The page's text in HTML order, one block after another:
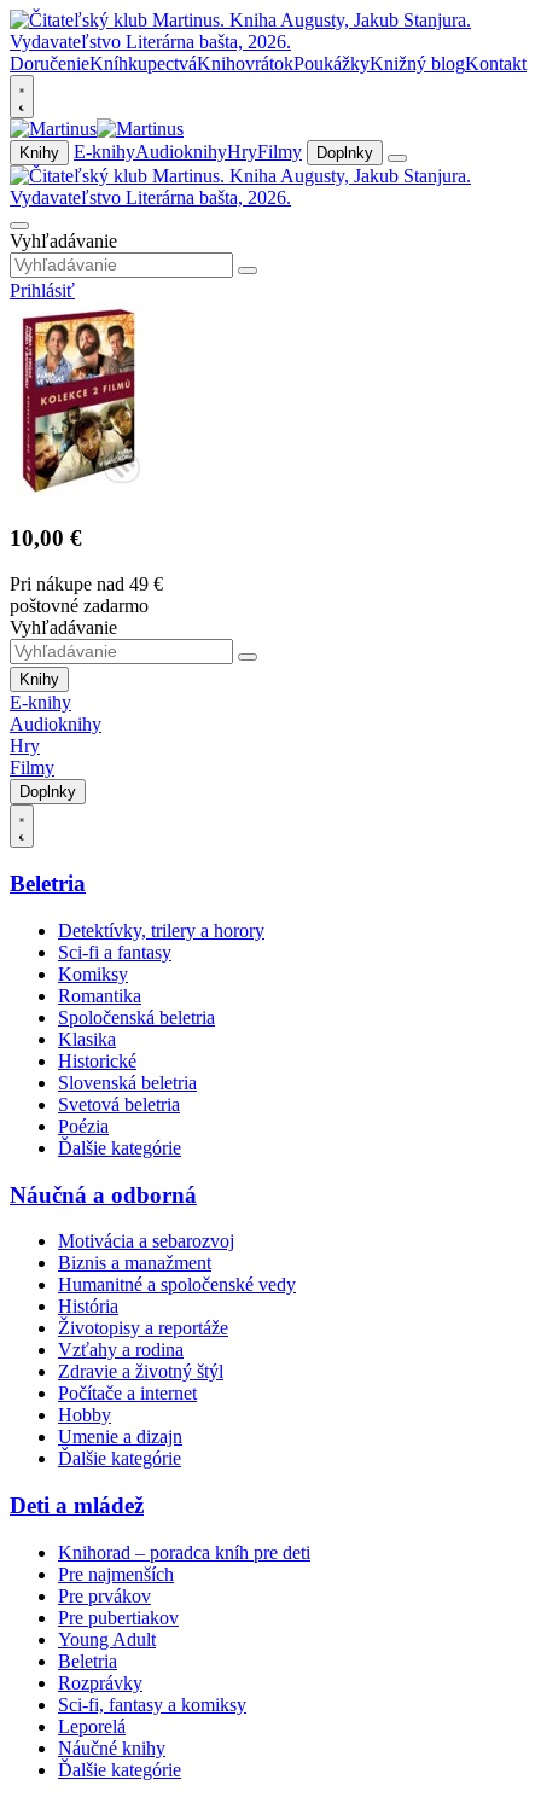
DoručenieKníhkupectváKnihovrátokPoukážkyKnižný blogKontakt
Knihy E-knihyAudioknihyHryFilmy Doplnky
Vyhľadávanie
Prihlásiť
10,00 €
Pri nákupe nad 49 €
poštovné zadarmo
Vyhľadávanie
Knihy
E-knihy
Audioknihy
Hry
Filmy
Doplnky
Beletria
Detektívky, trilery a horory
Sci-fi a fantasy
Komiksy
Romantika
Spoločenská beletria
Klasika
Historické
Slovenská beletria
Svetová beletria
Poézia
Ďalšie kategórie
Náučná a odborná
Motivácia a sebarozvoj
Biznis a manažment
Humanitné a spoločenské vedy
História
Životopisy a reportáže
Vzťahy a rodina
Zdravie a životný štýl
Počítače a internet
Hobby
Umenie a dizajn
Ďalšie kategórie
Deti a mládež
Knihorad – poradca kníh pre deti
Pre najmenších
Pre prvákov
Pre pubertiakov
Young Adult
Beletria
Rozprávky
Sci-fi, fantasy a komiksy
Leporelá
Náučné knihy
Ďalšie kategórie